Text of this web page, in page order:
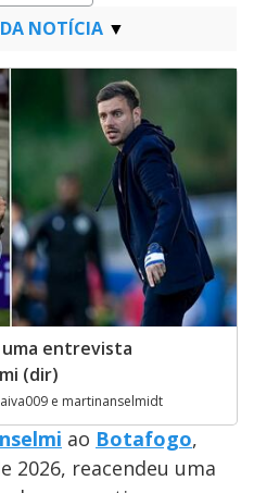
NOTÍCIA
uma entrevista
(dir)
e martinanselmidt
ao Botafogo,
2026, reacendeu uma